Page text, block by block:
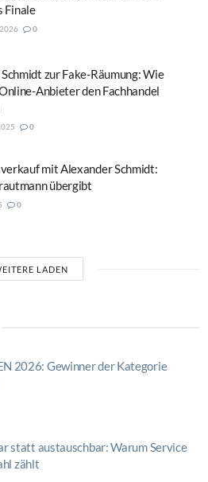
Finale
0
zur Fake-Räumung: Wie
Anbieter den Fachhandel
0
mit Alexander Schmidt:
übergibt
0
LADEN
2026: Gewinner der Kategorie
statt austauschbar: Warum Service
zählt